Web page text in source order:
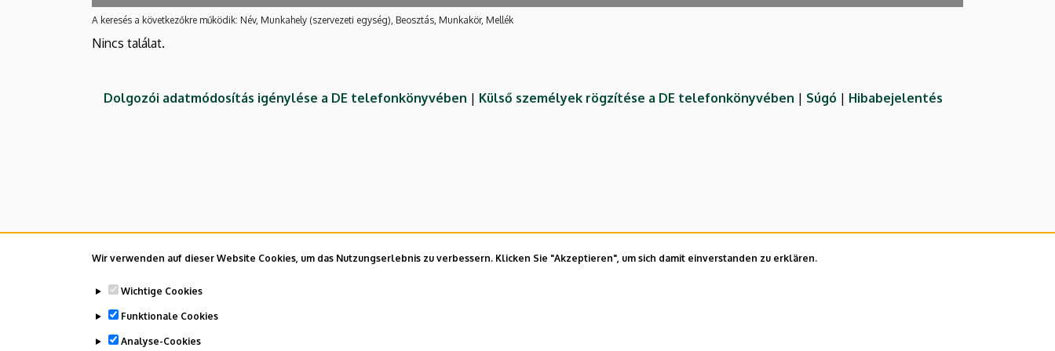
Wir verwenden auf dieser Website Cookies, um das Nutzungserlebnis zu verbessern. Klicken Sie "Akzeptieren", um sich damit einverstanden zu erklären.
Wichtige Cookies
Funktionale Cookies
Analyse-Cookies
A keresés a következőkre működik: Név, Munkahely (szervezeti egység), Beosztás, Munkakör, Mellék
Nincs találat.
Dolgozói adatmódosítás igénylése a DE telefonkönyvében | Külső személyek rögzítése a DE telefonkönyvében | Súgó | Hibabejelentés